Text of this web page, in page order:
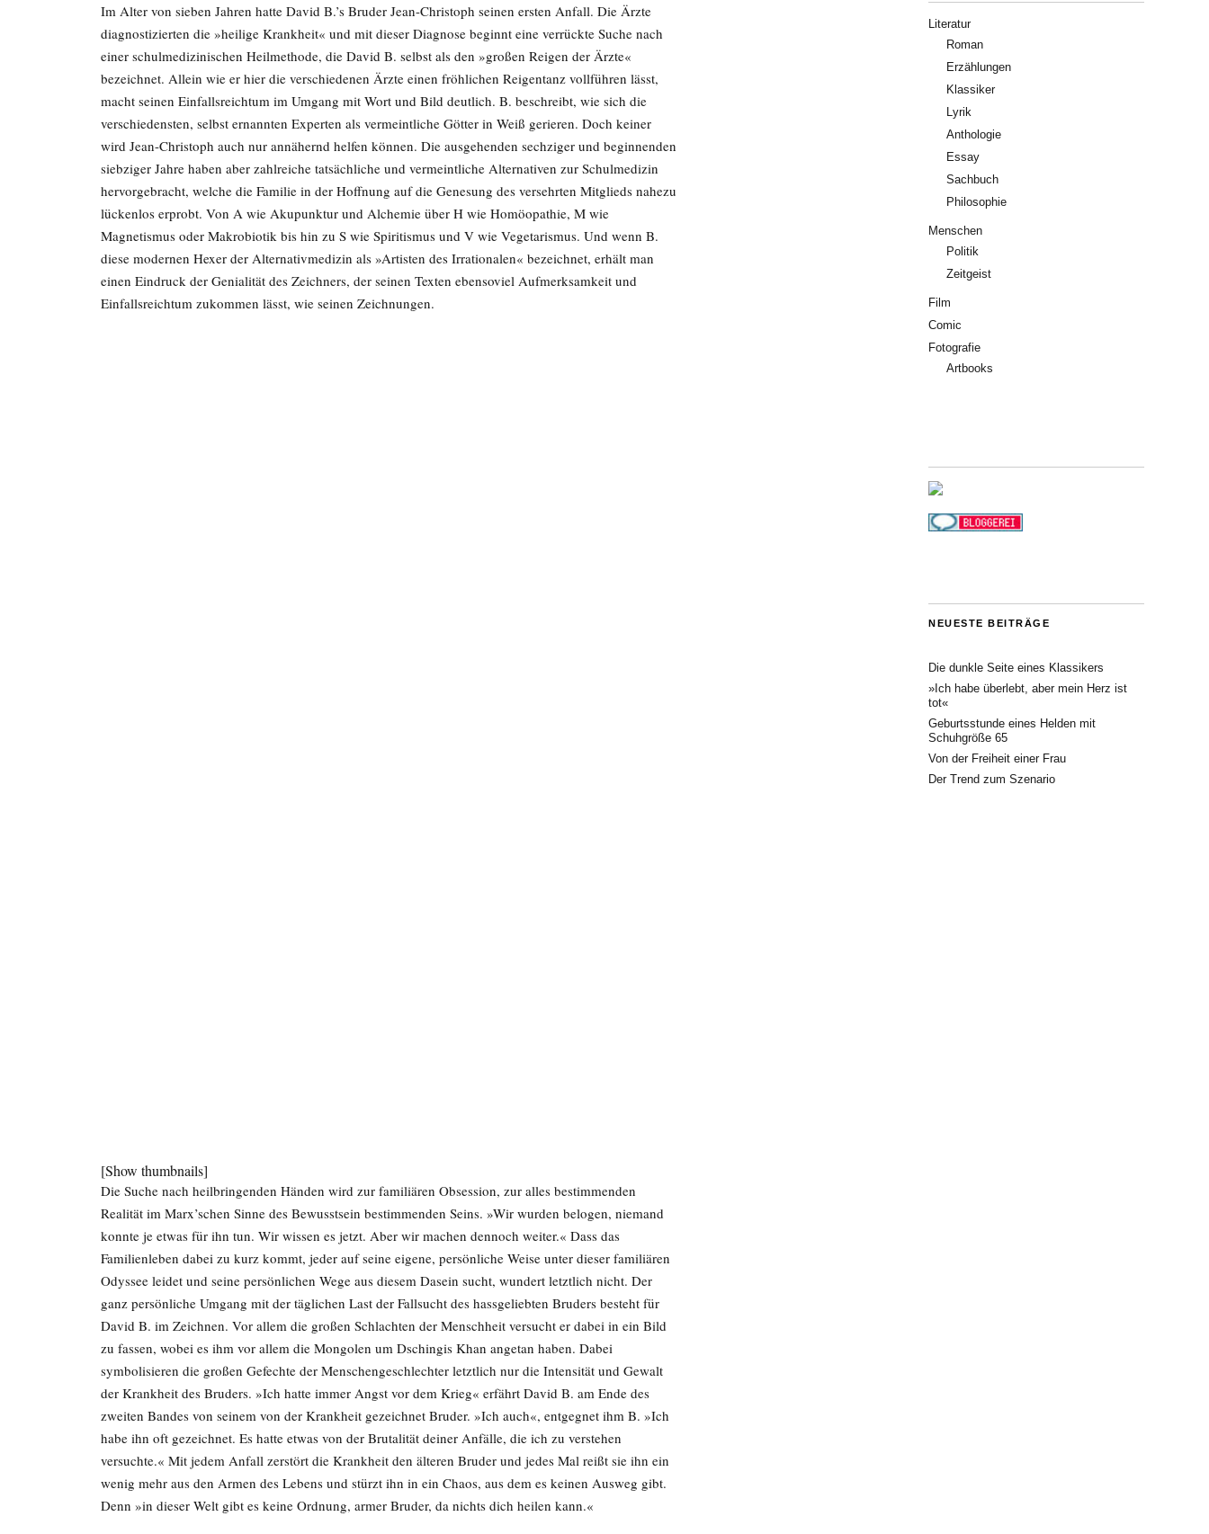
Im Alter von sieben Jahren hatte David B.’s Bruder Jean-Christoph seinen ersten Anfall. Die Ärzte
diagnostizierten die »heilige Krankheit« und mit dieser Diagnose beginnt eine verrückte Suche nach
einer schulmedizinischen Heilmethode, die David B. selbst als den »großen Reigen der Ärzte«
bezeichnet. Allein wie er hier die verschiedenen Ärzte einen fröhlichen Reigentanz vollführen lässt,
macht seinen Einfallsreichtum im Umgang mit Wort und Bild deutlich. B. beschreibt, wie sich die
verschiedensten, selbst ernannten Experten als vermeintliche Götter in Weiß gerieren. Doch keiner
wird Jean-Christoph auch nur annähernd helfen können. Die ausgehenden sechziger und beginnenden
siebziger Jahre haben aber zahlreiche tatsächliche und vermeintliche Alternativen zur Schulmedizin
hervorgebracht, welche die Familie in der Hoffnung auf die Genesung des versehrten Mitglieds nahezu
lückenlos erprobt. Von A wie Akupunktur und Alchemie über H wie Homöopathie, M wie
Magnetismus oder Makrobiotik bis hin zu S wie Spiritismus und V wie Vegetarismus. Und wenn B.
diese modernen Hexer der Alternativmedizin als »Artisten des Irrationalen« bezeichnet, erhält man
einen Eindruck der Genialität des Zeichners, der seinen Texten ebensoviel Aufmerksamkeit und
Einfallsreichtum zukommen lässt, wie seinen Zeichnungen.
[Show thumbnails]
Die Suche nach heilbringenden Händen wird zur familiären Obsession, zur alles bestimmenden
Realität im Marx’schen Sinne des Bewusstsein bestimmenden Seins. »Wir wurden belogen, niemand
konnte je etwas für ihn tun. Wir wissen es jetzt. Aber wir machen dennoch weiter.« Dass das
Familienleben dabei zu kurz kommt, jeder auf seine eigene, persönliche Weise unter dieser familiären
Odyssee leidet und seine persönlichen Wege aus diesem Dasein sucht, wundert letztlich nicht. Der
ganz persönliche Umgang mit der täglichen Last der Fallsucht des hassgeliebten Bruders besteht für
David B. im Zeichnen. Vor allem die großen Schlachten der Menschheit versucht er dabei in ein Bild
zu fassen, wobei es ihm vor allem die Mongolen um Dschingis Khan angetan haben. Dabei
symbolisieren die großen Gefechte der Menschengeschlechter letztlich nur die Intensität und Gewalt
der Krankheit des Bruders. »Ich hatte immer Angst vor dem Krieg« erfährt David B. am Ende des
zweiten Bandes von seinem von der Krankheit gezeichnet Bruder. »Ich auch«, entgegnet ihm B. »Ich
habe ihn oft gezeichnet. Es hatte etwas von der Brutalität deiner Anfälle, die ich zu verstehen
versuchte.« Mit jedem Anfall zerstört die Krankheit den älteren Bruder und jedes Mal reißt sie ihn ein
wenig mehr aus den Armen des Lebens und stürzt ihn in ein Chaos, aus dem es keinen Ausweg gibt.
Denn »in dieser Welt gibt es keine Ordnung, armer Bruder, da nichts dich heilen kann.«
Literatur
Roman
Erzählungen
Klassiker
Lyrik
Anthologie
Essay
Sachbuch
Philosophie
Menschen
Politik
Zeitgeist
Film
Comic
Fotografie
Artbooks
NEUESTE BEITRÄGE
Die dunkle Seite eines Klassikers
»Ich habe überlebt, aber mein Herz ist
tot«
Geburtsstunde eines Helden mit
Schuhgröße 65
Von der Freiheit einer Frau
Der Trend zum Szenario